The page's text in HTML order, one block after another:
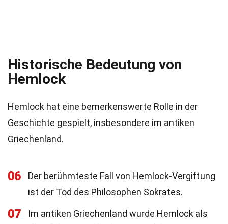
Historische Bedeutung von
Hemlock
Hemlock hat eine bemerkenswerte Rolle in der
Geschichte gespielt, insbesondere im antiken
Griechenland.
06
Der berühmteste Fall von Hemlock-Vergiftung
ist der Tod des Philosophen Sokrates.
07
Im antiken Griechenland wurde Hemlock als